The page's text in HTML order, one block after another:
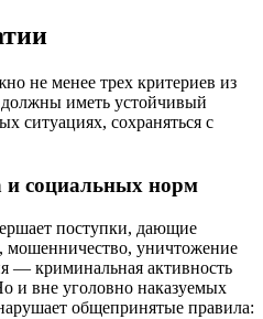
не менее трех критериев из
иметь устойчивый
ситуациях, сохраняться с
и социальных норм
поступки, дающие
мошенничество, уничтожение
— криминальная активность
и вне уголовно наказуемых
общепринятые правила: